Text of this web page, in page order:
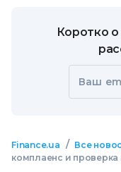
Коротко о
Ваш
Finance.ua / Все
комплаенс и